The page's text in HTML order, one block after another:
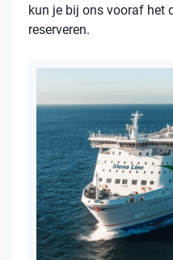
kun je bij ons vooraf
reserveren.